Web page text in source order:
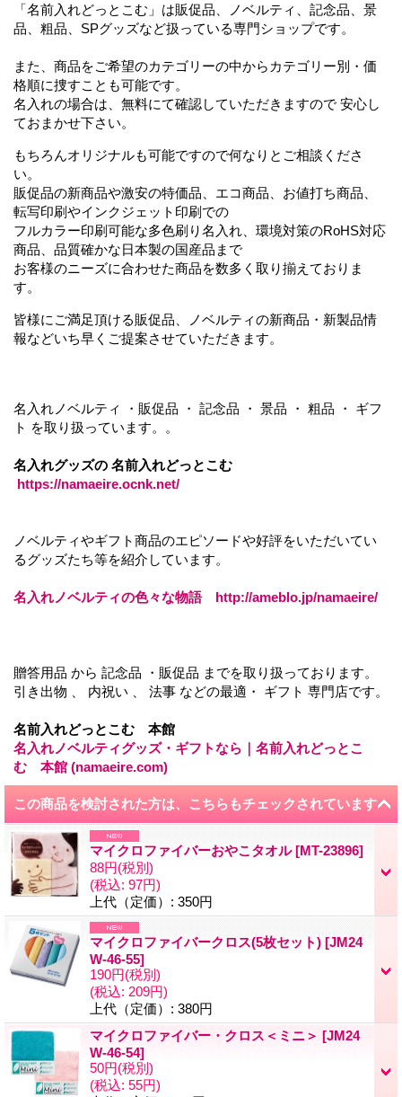
「名前入れどっとこむ」は販促品、ノベルティ、記念品、景
品、粗品、SPグッズなど扱っている専門ショップです。
また、商品をご希望のカテゴリーの中からカテゴリー別・価
格順に捜すことも可能です。
名入れの場合は、無料にて確認していただきますので 安心し
ておまかせ下さい。
もちろんオリジナルも可能ですので何なりとご相談くださ
い。
販促品の新商品や激安の特価品、エコ商品、お値打ち商品、
転写印刷やインクジェット印刷での
フルカラー印刷可能な多色刷り名入れ、環境対策のRoHS対応
商品、品質確かな日本製の国産品まで
お客様のニーズに合わせた商品を数多く取り揃えておりま
す。
皆様にご満足頂ける販促品、ノベルティの新商品・新製品情
報などいち早くご提案させていただきます。
名入れノベルティ ・販促品 ・ 記念品 ・ 景品 ・ 粗品 ・ ギフ
ト を取り扱っています。。
名入れグッズの 名前入れどっとこむ
https://namaeire.ocnk.net/
ノベルティやギフト商品のエピソードや好評をいただいてい
るグッズたち等を紹介しています。
名入れノベルティの色々な物語 http://ameblo.jp/namaeire/
贈答用品 から 記念品 ・販促品 までを取り扱っております。
引き出物 、 内祝い 、 法事 などの最適・ ギフト 専門店です。
名前入れどっとこむ 本館
名入れノベルティグッズ・ギフトなら｜名前入れどっとこ
む 本館 (namaeire.com)
この商品を検討された方は、こちらもチェックされています
マイクロファイバーおやこタオル[MT-23896]
88円(税別)
(税込: 97円)
上代（定価） : 350円
マイクロファイバークロス(5枚セット) [JM24
W-46-55]
190円(税別)
(税込: 209円)
上代（定価） : 380円
マイクロファイバー・クロス＜ミニ＞ [JM24
W-46-54]
50円(税別)
(税込: 55円)